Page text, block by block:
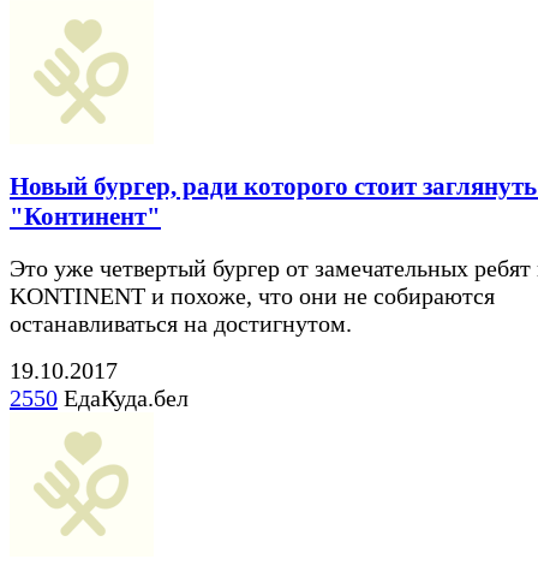
Новый бургер, ради которого стоит
"Континент"
Это уже четвертый бургер от замечательных
KONTINENT и похоже, что они не собираются
останавливаться на достигнутом.
19.10.2017
2550 ЕдаКуда.бел